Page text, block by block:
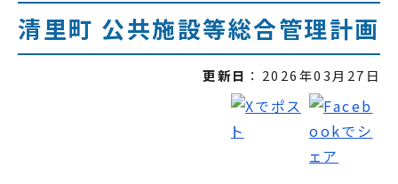
清里町 公共施設等総合管理計画
更新日 2026年03月27日